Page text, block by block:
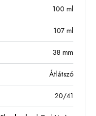
100 ml
107 ml
38 mm
Átlátszó
20/41